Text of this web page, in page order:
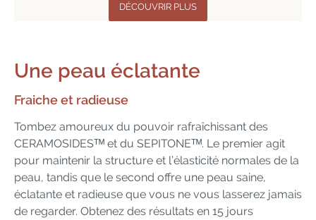
DÉCOUVRIR PLUS
Une peau éclatante
Fraiche et radieuse
Tombez amoureux du pouvoir rafraîchissant des
CERAMOSIDESᵀᴹ et du SEPITONEᵀᴹ. Le premier agit
pour maintenir la structure et l’élasticité normales de la
peau, tandis que le second offre une peau saine,
éclatante et radieuse que vous ne vous lasserez jamais
de regarder. Obtenez des résultats en 15 jours